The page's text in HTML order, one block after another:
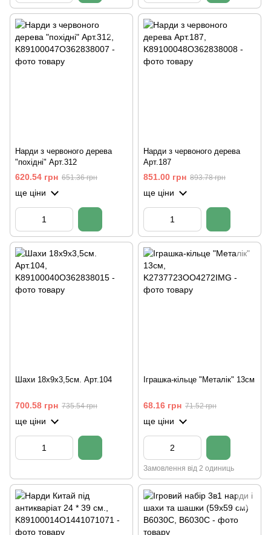
Нарди з червоного дерева
"похідні" Арт.312
620.54 грн 651.36 грн
ще ціни
Нарди з червоного дерева
Арт.187
851.00 грн 893.78 грн
ще ціни
Шахи 18х9х3,5см. Арт.104
700.58 грн 735.54 грн
ще ціни
Іграшка-кільце "Металік" 13см
68.16 грн 71.52 грн
ще ціни
Замовлення від 2 одиниць